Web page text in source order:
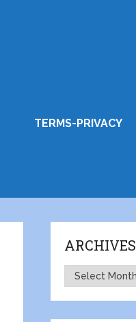
TERMS-PRIVACY
ARCHIVES
Archives